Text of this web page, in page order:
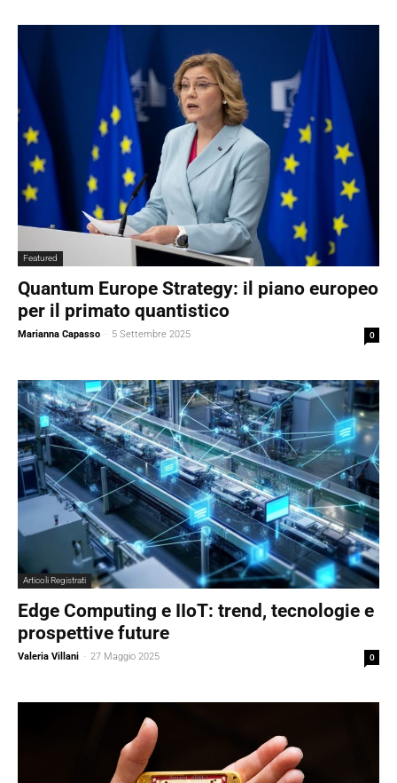
Featured
Quantum Europe Strategy: il piano europeo
per il primato quantistico
Marianna Capasso - 5 Settembre 2025 0
Articoli Registrati
Edge Computing e IIoT: trend, tecnologie e
prospettive future
Valeria Villani - 27 Maggio 2025 0